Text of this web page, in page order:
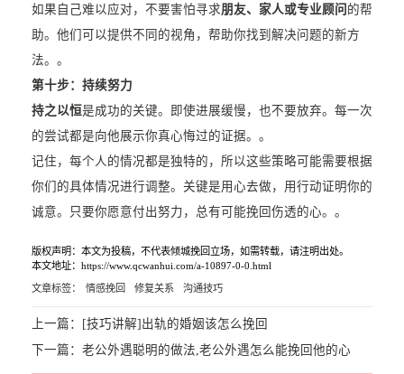
如果自己难以应对，不要害怕寻求朋友、家人或专业顾问 的帮
助。他们可以提供不同的视角，帮助你找到解决问题的新方
法。。
第十步：持续努力
持之以恒是成功的关键。即使进展缓慢，也不要放弃。每一次
的尝试都是向他展示你真心悔过的证据。。
记住，每个人的情况都是独特的，所以这些策略可能需要根据
你们的具体情况进行调整。关键是用心去做，用行动证明你的
诚意。只要你愿意付出努力，总有可能挽回伤透的心。。
版权声明：本文为投稿，不代表倾城挽回立场，如需转载，请注明出处。
本文地址：https://www.qcwanhui.com/a-10897-0-0.html
文章标签： 情感挽回 修复关系 沟通技巧
上一篇：
[技巧讲解]出轨的婚姻该怎么挽回
下一篇： 老公外遇聪明的做法,老公外遇怎么能挽回他的心